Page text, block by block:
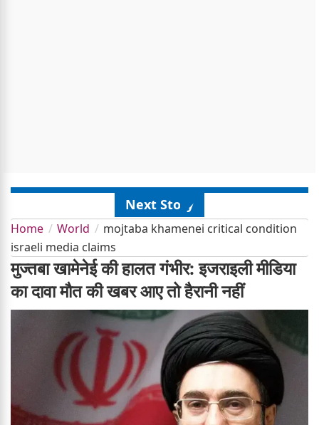
Next Story
Home World
mojtaba khamenei critical condition
israeli media claims
मुज्तबा खामेनेई की हालत गंभीर: इजराइली मीडिया
का दावा मौत की खबर आए तो हैरानी नहीं